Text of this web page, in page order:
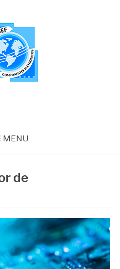
MENU
de